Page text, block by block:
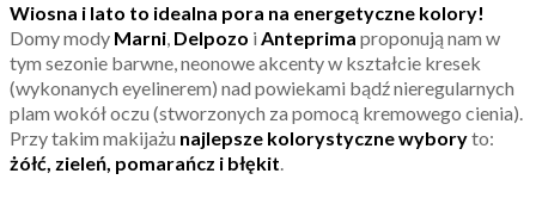
Wiosna i lato to idealna pora na energetyczne kolory!
Domy mody Marni, Delpozo i Anteprima proponują nam w
tym sezonie barwne, neonowe akcenty w kształcie kresek
(wykonanych eyelinerem) nad powiekami bądź nieregularnych
plam wokół oczu (stworzonych za pomocą kremowego cienia).
Przy takim makijażu najlepsze kolorystyczne wyboryto:
żółć, zieleń, pomarańcz i błękit.